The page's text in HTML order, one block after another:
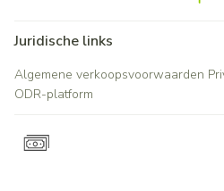
Juridische links
Algemene verkoopsvoorwaarden
ODR-platform